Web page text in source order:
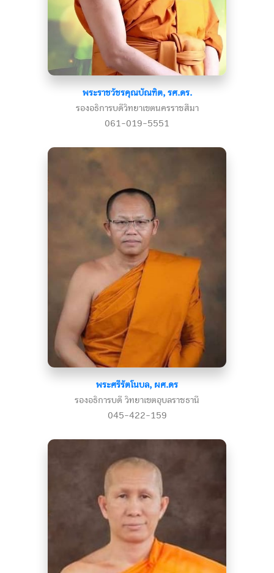
พระราชวัชรคุณบัณฑิต, รศ.ดร.
รองอธิการบดีวิทยาเขตนครราชสีมา
061-019-5551
พระศรีรัตโนบล, ผศ.ดร
รองอธิการบดี วิทยาเขตอุบลราชธานี
045-422-159